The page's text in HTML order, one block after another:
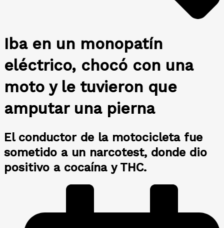
Iba en un monopatín
eléctrico, chocó con una
moto y le tuvieron que
amputar una pierna
El conductor de la motocicleta fue
sometido a un narcotest, donde dio
positivo a cocaína y THC.